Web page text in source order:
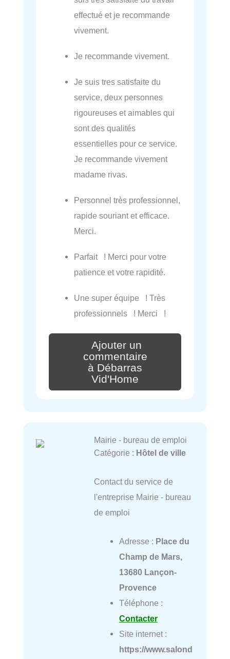
effectué et je recommande
vivement.
Je recommande vivement.
Je suis tres satisfaite du
service, deux personnes
rigoureuses et aimables qui
sont des qualités
essentielles pour ce service.
Je recommande vivement
madame rivas.
Personnel très professionnel,
rapide souriant et efficace.
Merci.
Parfait ! Merci pour votre
patience et votre rapidité.
Une super équipe ! Très
professionnels ! Merci !
Ajouter un
commentaire
à Débarras
Vid'Home
Mairie - bureau de emploi
Catégorie : Hôtel de ville
Contact du service de
l'entreprise Mairie - bureau
de emploi
Adresse : Place du
Champ de Mars,
13680 Lançon-
Provence
Téléphone :
Contacter
Site internet :
https://www.salond